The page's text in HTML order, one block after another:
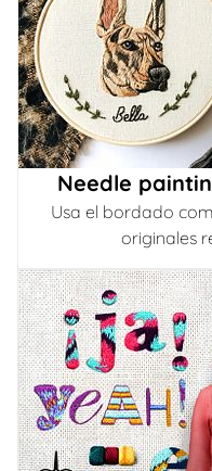
Needle
Usa el bordado
originales